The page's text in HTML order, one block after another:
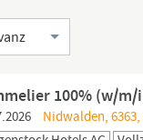
100% (w/m/
Nidwalden,